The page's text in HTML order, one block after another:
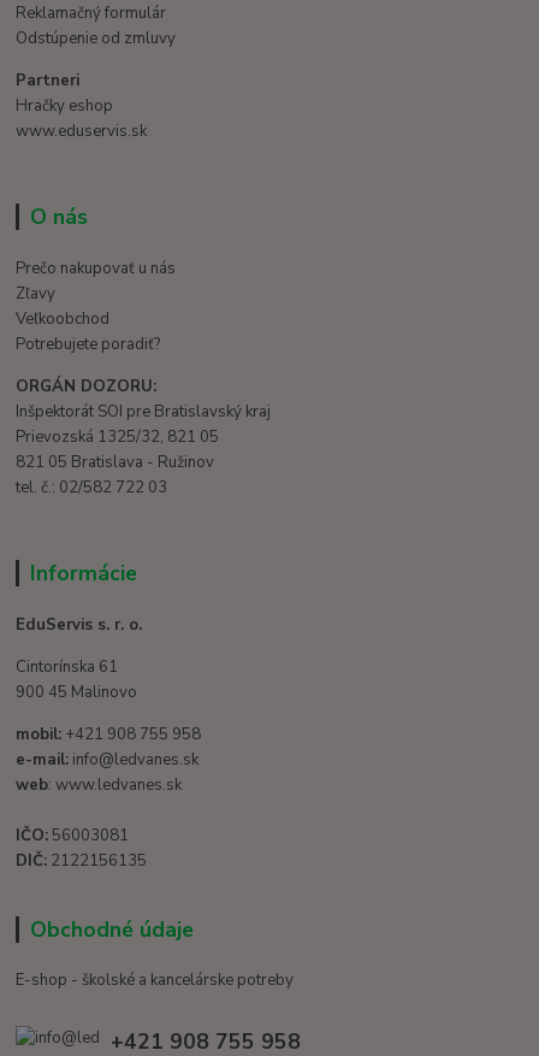
Reklamačný formulár
Odstúpenie od zmluvy
Partneri
Hračky eshop
www.eduservis.sk
O nás
Prečo nakupovať u nás
Zľavy
Veľkoobchod
Potrebujete poradiť?
ORGÁN DOZORU:
Inšpektorát SOI pre Bratislavský kraj
Prievozská 1325/32, 821 05
821 05 Bratislava - Ružinov
tel. č.: 02/582 722 03
Informácie
EduServis s. r. o.
Cintorínska 61
900 45 Malinovo
mobil: +421 908 755 958
e-mail: info@ledvanes.sk
web: www.ledvanes.sk
IČO: 56003081
DIČ: 2122156135
Obchodné údaje
E-shop - školské a kancelárske potreby
+421 908 755 958